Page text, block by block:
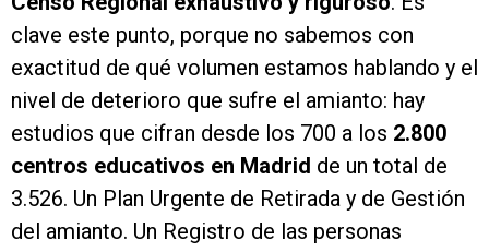
clave este punto, porque no sabemos con
exactitud de qué volumen estamos hablando y el
nivel de deterioro que sufre el amianto: hay
estudios que cifran desde los 700 a los 2.800
centros educativos en Madrid de un total de
3.526. Un Plan Urgente de Retirada y de Gestión
del amianto. Un Registro de las personas